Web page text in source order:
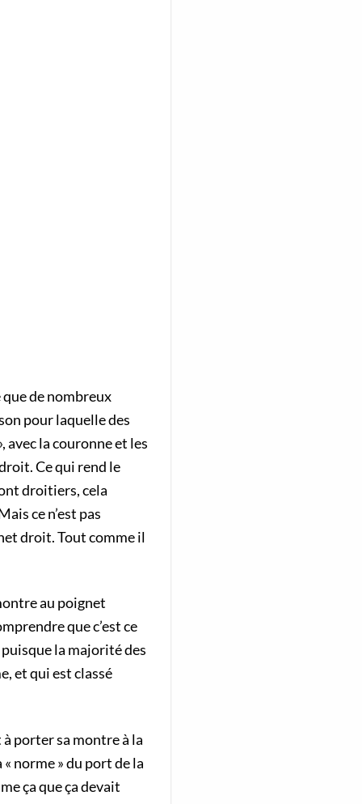
de nombreux
pour laquelle des
avec la couronne et les
Ce qui rend le
droitiers, cela
ce n’est pas
droit. Tout comme il
au poignet
que c’est ce
la majorité des
et qui est classé
porter sa montre à la
norme » du port de la
ça que ça devait